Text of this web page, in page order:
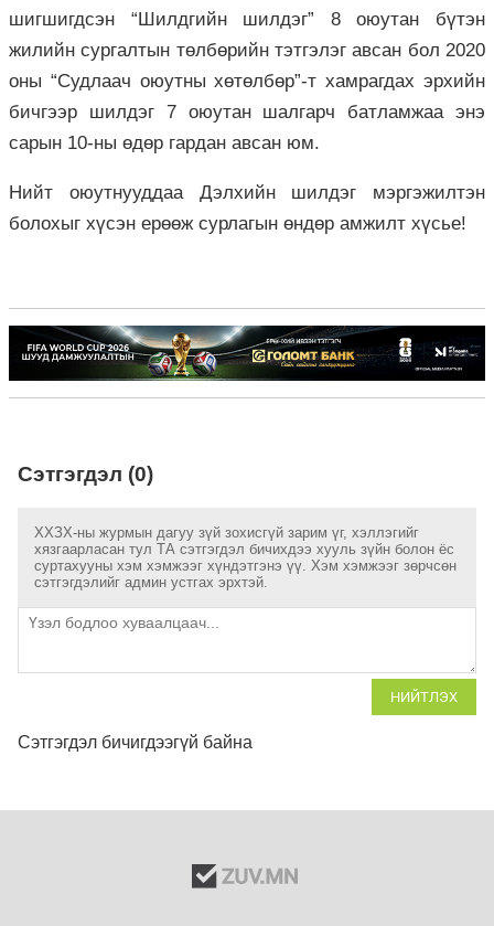
шигшигдсэн “Шилдгийн шилдэг” 8 оюутан бүтэн
жилийн сургалтын төлбөрийн тэтгэлэг авсан бол 2020
оны “Судлаач оюутны хөтөлбөр”-т хамрагдах эрхийн
бичгээр шилдэг 7 оюутан шалгарч батламжаа энэ
сарын 10-ны өдөр гардан авсан юм.
Нийт оюутнууддаа Дэлхийн шилдэг мэргэжилтэн
болохыг хүсэн ерөөж сурлагын өндөр амжилт хүсье!
Сэтгэгдэл (0)
ХХЗХ-ны журмын дагуу зүй зохисгүй зарим үг, хэллэгийг
хязгаарласан тул ТА сэтгэгдэл бичихдээ хууль зүйн болон ёс
суртахууны хэм хэмжээг хүндэтгэнэ үү. Хэм хэмжээг зөрчсөн
сэтгэгдэлийг админ устгах эрхтэй.
НИЙТЛЭХ
Сэтгэгдэл бичигдээгүй байна